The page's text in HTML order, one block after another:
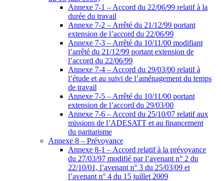
Annexe 7-1 – Accord du 22/06/99 relatif à la
durée du travail
Annexe 7-2 – Arrêté du 21/12/99 portant
extension de l’accord du 22/06/99
Annexe 7-3 – Arrêté du 10/11/00 modifiant
l’arrêté du 21/12/99 portant extension de
l’accord du 22/06/99
Annexe 7-4 – Accord du 29/03/00 relatif à
l’étude et au suivi de l’aménagement du temps
de travail
Annexe 7-5 – Arrêté du 10/11/00 portant
extension de l’accord du 29/03/00
Annexe 7-6 – Accord du 25/10/07 relatif aux
missions de l’ADESATT et au financement
du paritarisme
Annexe 8 – Prévoyance
Annexe 8-1 – Accord relatif à la prévoyance
du 27/03/97 modifié par l’avenant n° 2 du
22/10/01, l’avenant n° 3 du 25/03/09 et
l’avenant n° 4 du 15 juillet 2009